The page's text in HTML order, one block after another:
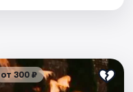
от 300 ₽